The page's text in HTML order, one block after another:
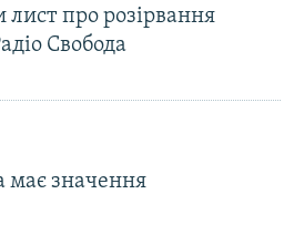
лист про розірвання
Свобода
має значення